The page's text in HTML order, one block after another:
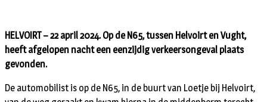
HELVOIRT – 22 april 2024. Op de N65, tussen Helvoirt en Vught,
heeft afgelopen nacht een eenzijdig verkeersongeval plaats
gevonden.
De automobilist is op de N65, in de buurt van Loetje bij Helvoirt,